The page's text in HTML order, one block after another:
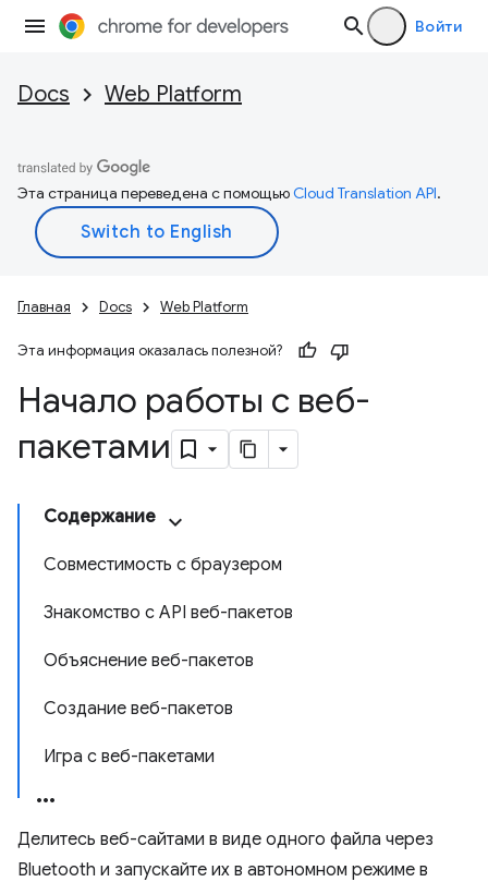
Войти
Docs Web Platform
Эта страница переведена с помощьюCloud Translation API.
Главная Docs Web Platform
Эта информация оказалась полезной?
Начало работы с веб-
пакетами
Содержание
Совместимость с браузером
Знакомство с API веб-пакетов
Объяснение веб-пакетов
Создание веб-пакетов
Игра с веб-пакетами
Делитесь веб-сайтами в виде одного файла через
Bluetooth и запускайте их в автономном режиме в